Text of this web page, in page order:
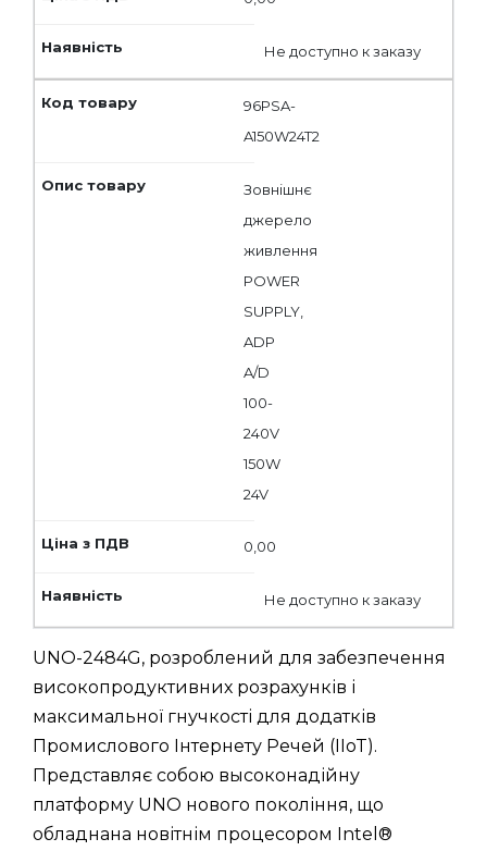
Не доступно к заказу
96PSA-
A150W24T2
Зовнішнє
джерело
живлення
POWER
SUPPLY,
ADP
A/D
100-
240V
150W
24V
0,00
Не доступно к заказу
UNO-2484G, розроблений для забезпечення
високопродуктивних розрахунків і
максимальної гнучкості для додатків
Промислового Інтернету Речей (IIoT).
Представляє собою высоконадійну
платформу UNO нового покоління, що
обладнана новітнім процесором Intel®